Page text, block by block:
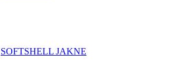
SOFTSHELL JAKNE